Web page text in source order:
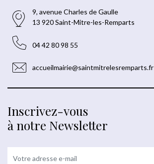
9, avenue Charles de Gaulle
13 920 Saint-Mitre-les-Remparts
04 42 80 98 55
accueilmairie@saintmitrelesremparts.fr
Inscrivez-vous
à notre Newsletter